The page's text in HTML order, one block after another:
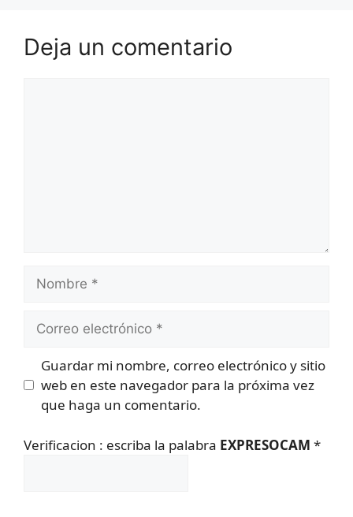
Deja un comentario
Nombre
Correo
Guardar mi nombre, correo electrónico y sitio
web en este navegador para la próxima vez
que haga un comentario.
Verificacion : escriba la palabra EXPRESOCAM *